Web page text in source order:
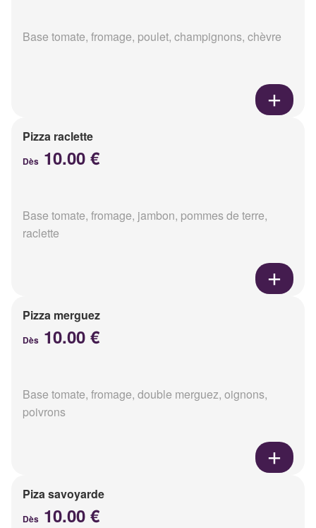
Base tomate, fromage, poulet, champignons, chèvre
Pizza raclette
Dès 10.00 €
Base tomate, fromage, jambon, pommes de terre,
raclette
Pizza merguez
Dès 10.00 €
Base tomate, fromage, double merguez, oignons,
poivrons
Piza savoyarde
Dès 10.00 €